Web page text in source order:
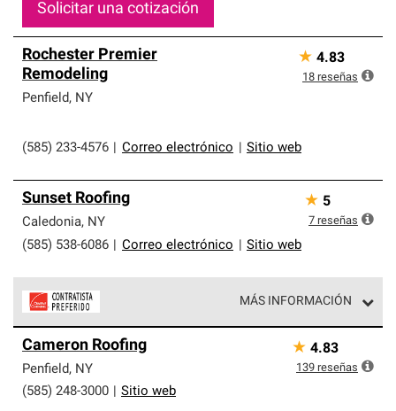
Solicitar una cotización
Rochester Premier
Remodeling
Penfield, NY
(585) 233-4576 Correo electrónico Sitio web
★ 4.83
18 reseñas
Sunset Roofing
Caledonia, NY
(585) 538-6086
Correo electrónico Sitio web
★ 5
7 reseñas
MÁS INFORMACIÓN
parte de una red exclusiva de profesionales de techos
que cumplen con altos estándares y requisitos estrictos
de profesionalismo y confiabilidad.
Cameron Roofing
Penfield, NY
(585) 248-3000
Sitio web
★ 4.83
139 reseñas